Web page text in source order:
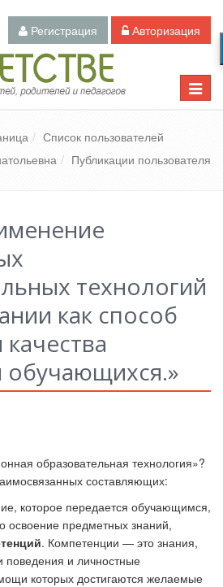
Регистрация Авторизация
Toggle
детстве»
Список пользователей
Публикации пользователя
технологий
как способ
обучающихся.»
образовательная технология»?
составляющих:
которое передается обучающимся,
освоение предметных знаний,
. Компетенции — это знания,
и личностные
которых достигаются желаемые